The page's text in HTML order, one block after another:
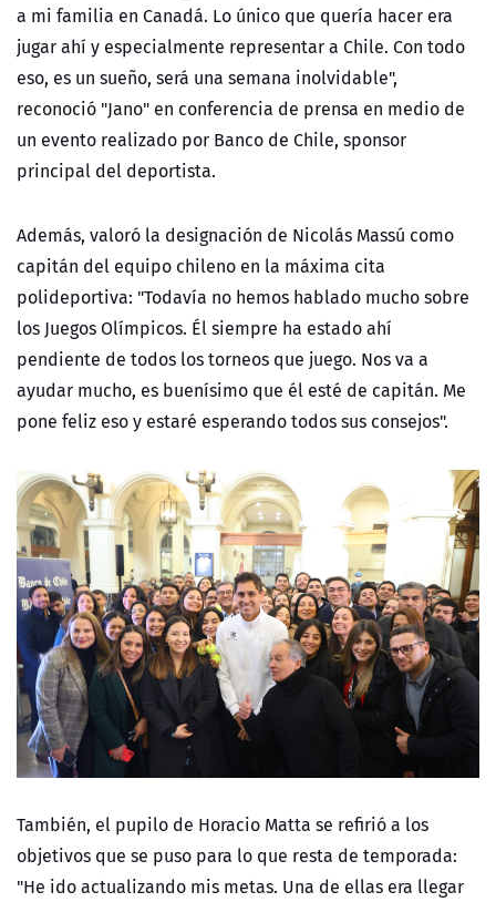
a mi familia en Canadá. Lo único que quería hacer era
jugar ahí y especialmente representar a Chile. Con todo
eso, es un sueño, será una semana inolvidable",
reconoció "Jano" en conferencia de prensa en medio de
un evento realizado por Banco de Chile, sponsor
principal del deportista.
Además, valoró la designación de Nicolás Massú como
capitán del equipo chileno en la máxima cita
polideportiva: "Todavía no hemos hablado mucho sobre
los Juegos Olímpicos. Él siempre ha estado ahí
pendiente de todos los torneos que juego. Nos va a
ayudar mucho, es buenísimo que él esté de capitán. Me
pone feliz eso y estaré esperando todos sus consejos".
También, el pupilo de Horacio Matta se refirió a los
objetivos que se puso para lo que resta de temporada:
"He ido actualizando mis metas. Una de ellas era llegar